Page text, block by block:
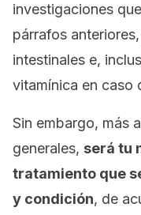
investigaciones
párrafos
intestinales e,
vitamínica en caso
Sin embargo, más
generales, será tu
tratamiento que
y condición, de